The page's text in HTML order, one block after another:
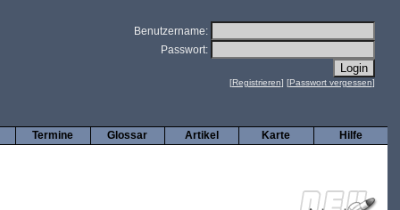
Benutzername:
Passwort:
[Registrieren] [Passwort vergessen]
Hilfe
Karte
Artikel
Glossar
Termine